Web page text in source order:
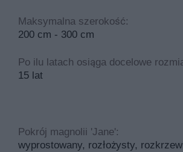
Maksymalna szerokość:
200 cm - 300 cm
Po ilu latach osiąga docelowe
15 lat
Pokrój magnolii 'Jane':
wyprostowany, rozłożysty,